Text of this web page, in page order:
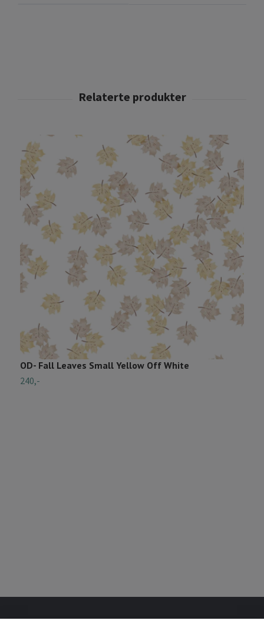
OD- Fall Leaves Small Yellow Off White
240,-